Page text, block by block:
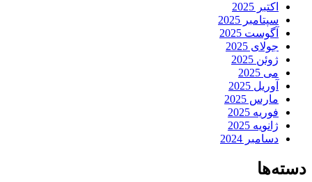
اکتبر 2025
سپتامبر 2025
آگوست 2025
جولای 2025
ژوئن 2025
می 2025
آوریل 2025
مارس 2025
فوریه 2025
ژانویه 2025
دسامبر 2024
دسته‌ها